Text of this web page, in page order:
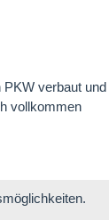
verbaut und
vollkommen